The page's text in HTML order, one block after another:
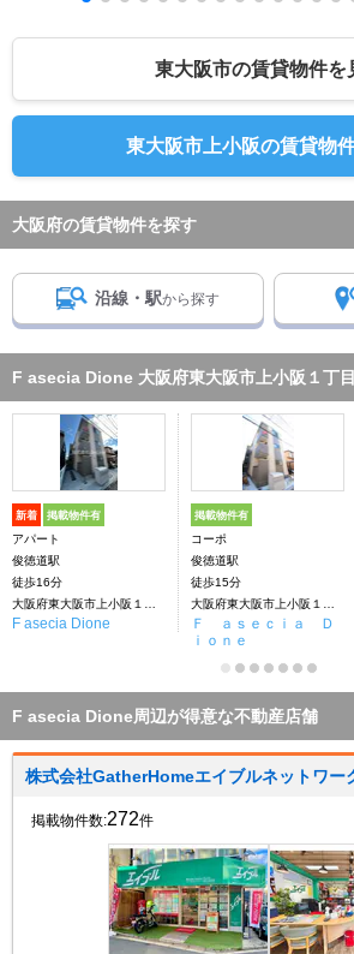
東大阪市の賃貸物件を
東大阪市上小阪の賃貸物
大阪府の賃貸物件を探す
沿線・駅から探す
F asecia Dione 大阪府東大阪市上小阪１丁
新着 掲載物件有
アパート
俊徳道駅
徒歩16分
F asecia Dione
掲載物件有
コーポ
俊徳道駅
徒歩15分
Ｆ ａｓｅｃｉａ Ｄ
ｉｏｎｅ
F asecia Dione周辺が得意な不動産店舗
株式会社GatherHomeエイブルネットワー
掲載物件数:272件